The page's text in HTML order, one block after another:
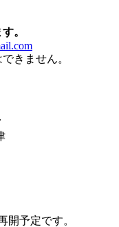
。
きません。
開予定です。